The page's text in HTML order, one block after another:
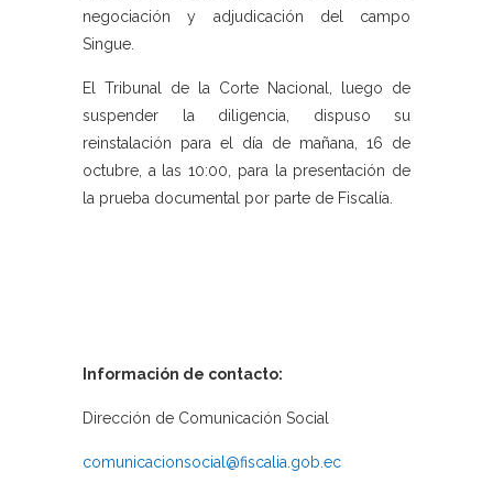
negociación y adjudicación del campo
Singue.
El Tribunal de la Corte Nacional, luego de
suspender la diligencia, dispuso su
reinstalación para el día de mañana, 16 de
octubre, a las 10:00, para la presentación de
la prueba documental por parte de Fiscalía.
Información de contacto:
Dirección de Comunicación Social
comunicacionsocial@fiscalia.gob.ec